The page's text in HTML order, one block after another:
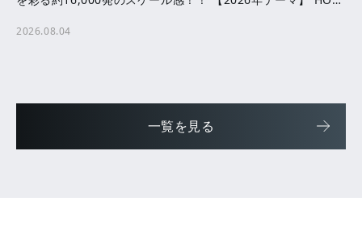
2026.08.04
一覧を見る